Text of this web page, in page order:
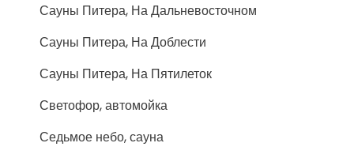
Сауны Питера, На Дальневосточном
Сауны Питера, На Доблести
Сауны Питера, На Пятилеток
Светофор, автомойка
Седьмое небо, сауна